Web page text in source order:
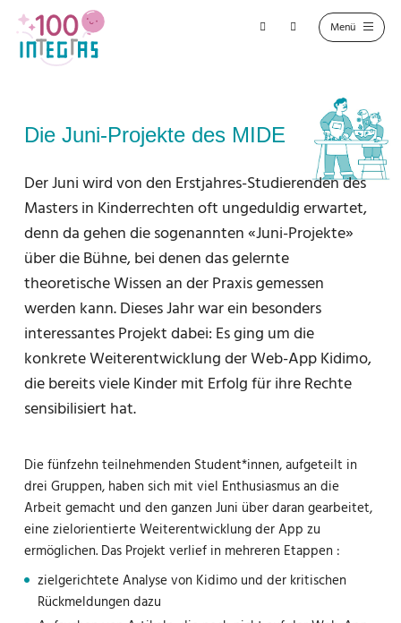
Die Juni-Projekte des MIDE
Der Juni wird von den Erstjahres-Studierenden des
Masters in Kinderrechten oft ungeduldig erwartet,
denn da gehen die sogenannten «Juni-Projekte»
über die Bühne, bei denen das gelernte
theoretische Wissen an der Praxis gemessen
werden kann. Dieses Jahr war ein besonders
interessantes Projekt dabei: Es ging um die
konkrete Weiterentwicklung der Web-App Kidimo,
die bereits viele Kinder mit Erfolg für ihre Rechte
sensibilisiert hat.
Die fünfzehn teilnehmenden Student*innen, aufgeteilt in
drei Gruppen, haben sich mit viel Enthusiasmus an die
Arbeit gemacht und den ganzen Juni über daran gearbeitet,
eine zielorientierte Weiterentwicklung der App zu
ermöglichen. Das Projekt verlief in mehreren Etappen :
zielgerichtete Analyse von Kidimo und der kritischen
Rückmeldungen dazu